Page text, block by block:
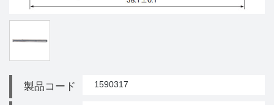
製品コード 1590317